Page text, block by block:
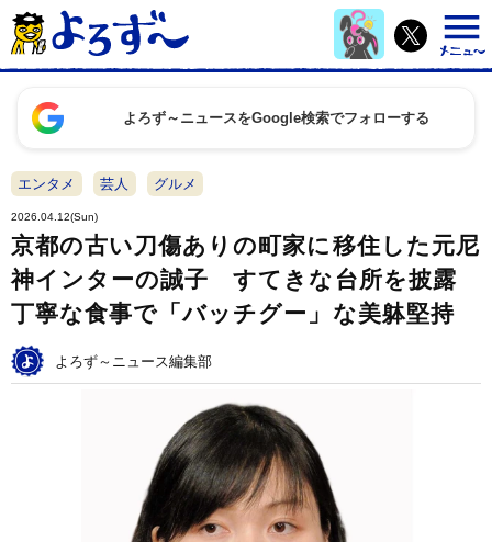
よろず～ニュースをGoogle検索でフォローする
エンタメ 芸人 グルメ
2026.04.12(Sun)
京都の古い刀傷ありの町家に移住した元尼
神インターの誠子 すてきな台所を披露
丁寧な食事で「バッチグー」な美躰堅持
よろず～ニュース編集部